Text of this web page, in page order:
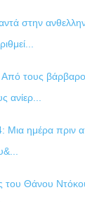
στην
Από τους
ανίερ...
Μια ημέρα πριν
του Θάνου